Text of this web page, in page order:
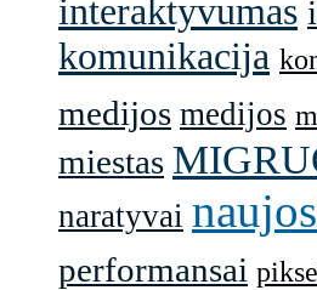
interaktyvumas
komunikacija
medijos medijos
miestas
naratyvai
performansai